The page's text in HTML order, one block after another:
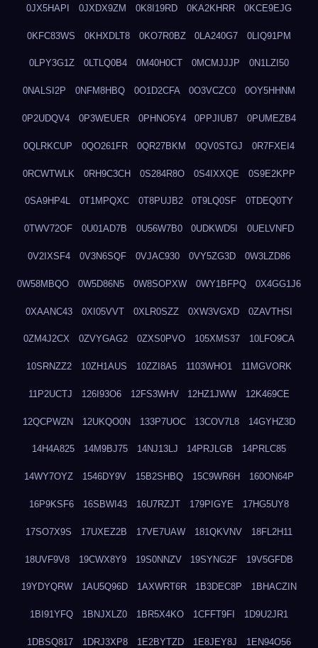
0JX5HAPI 0JXDX9ZM 0K8I19RD 0KA2KHRR 0KCE9EJG
0KFC83WS 0KHXDLT8 0KO7R0BZ 0LA240G7 0LIQ91PM
0LPY3G1Z 0LTLQ0B4 0M40H0CT 0MCMJJJP 0N1LZI50
0NALSI2P 0NFM8HBQ 0O1D2CFA 0O3VCZC0 0OY5HHNM
0P2UDQV4 0P3WEUER 0PHNO5Y4 0PPJIUB7 0PUMEZB4
0QLRKCUP 0QO261FR 0QR27BKM 0QV0STGJ 0R7FXEI4
0RCWTWLK 0RH9C3CH 0S284R8O 0S4IXXQE 0S9E2KPP
0SA9HP4L 0T1MPQXC 0T8PUJB2 0T9LQ0SF 0TDEQ0TY
0TWV72OF 0U01AD7B 0U56W7B0 0UDKWD5I 0UELVNFD
0V2IXSF4 0V3N6SQF 0VJAC930 0VY5ZG3D 0W3LZD86
0W58MBQO 0W5D86N5 0W8SOPXW 0WY1BFPQ 0X4GG1J6
0XAANC43 0XI05VVT 0XLR0SZZ 0XW3VGXD 0ZAVTHSI
0ZM4J2CX 0ZVYGAG2 0ZXS0PVO 105XMS37 10LFO9CA
10SRNZZ2 10ZH1AUS 10ZZI8A5 1103WHO1 11MGVORK
11P2UCTJ 126I93O6 12FS3WHV 12HZ1JWW 12K469CE
12QCPWZN 12UKQO0N 133P7UOC 13COV7L8 14GYHZ3D
14H4A825 14M9BJ75 14NJ13LJ 14PRJLGB 14PRLC85
14WY7OYZ 1546DY9V 15B2SHBQ 15C9WR6H 160ON64P
16P9KSF6 16SBWI43 16U7RZJT 179PIGYE 17HG5UY8
17SO7X9S 17UXEZ2B 17VE7UAW 181QKVNV 18FL2H11
18UVF9V8 19CWX8Y9 19S0NNZV 19SYNG2F 19V5GFDB
19YDYQRW 1AU5Q96D 1AXWRT6R 1B3DEC8P 1BHACZIN
1BI91YFQ 1BNJXLZ0 1BR5X4KO 1CFFT9FI 1D9U2JR1
1DBSQ817 1DRJ3XP8 1E2BYTZD 1E8JEY8J 1EN94O56